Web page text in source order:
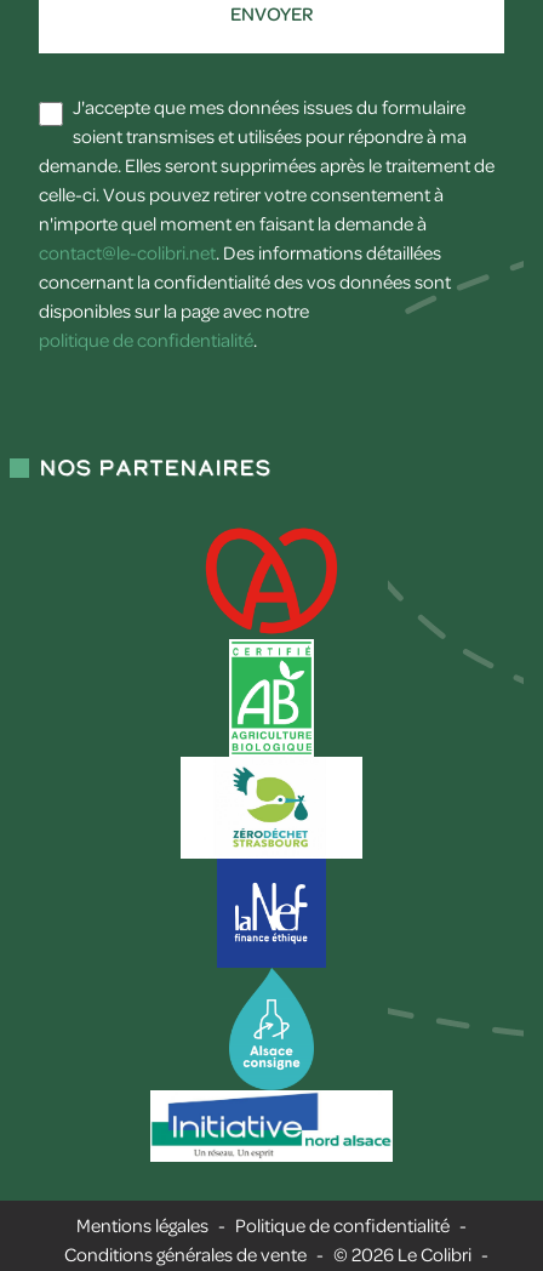
ENVOYER
J'accepte que mes données issues du formulaire
soient transmises et utilisées pour répondre à ma
demande. Elles seront supprimées après le traitement de
celle-ci. Vous pouvez retirer votre consentement à
n'importe quel moment en faisant la demande à
contact@le-colibri.net. Des informations détaillées
concernant la confidentialité des vos données sont
disponibles sur la page avec notre
politique de confidentialité.
Nos partenaires
Mentions légales - Politique de confidentialité -
Conditions générales de vente - © 2026 Le Colibri -